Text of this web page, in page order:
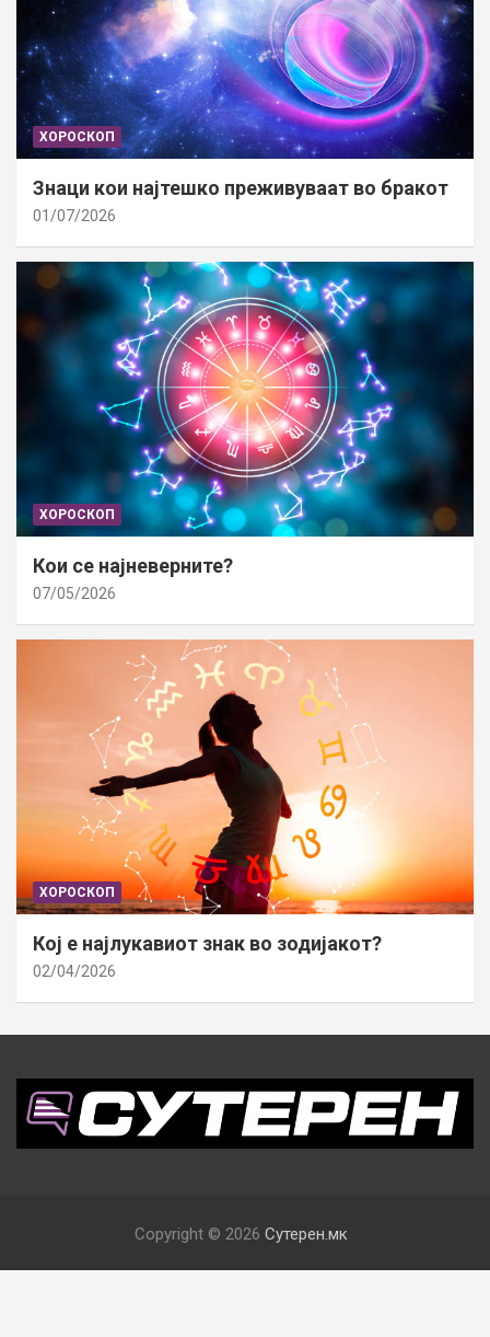
ХОРОСКОП
Знаци кои најтешко преживуваат во бракот
01/07/2026
ХОРОСКОП
Кои се најневерните?
07/05/2026
ХОРОСКОП
Кој е најлукавиот знак во зодијакот?
02/04/2026
Copyright © 2026 Сутерен.мк